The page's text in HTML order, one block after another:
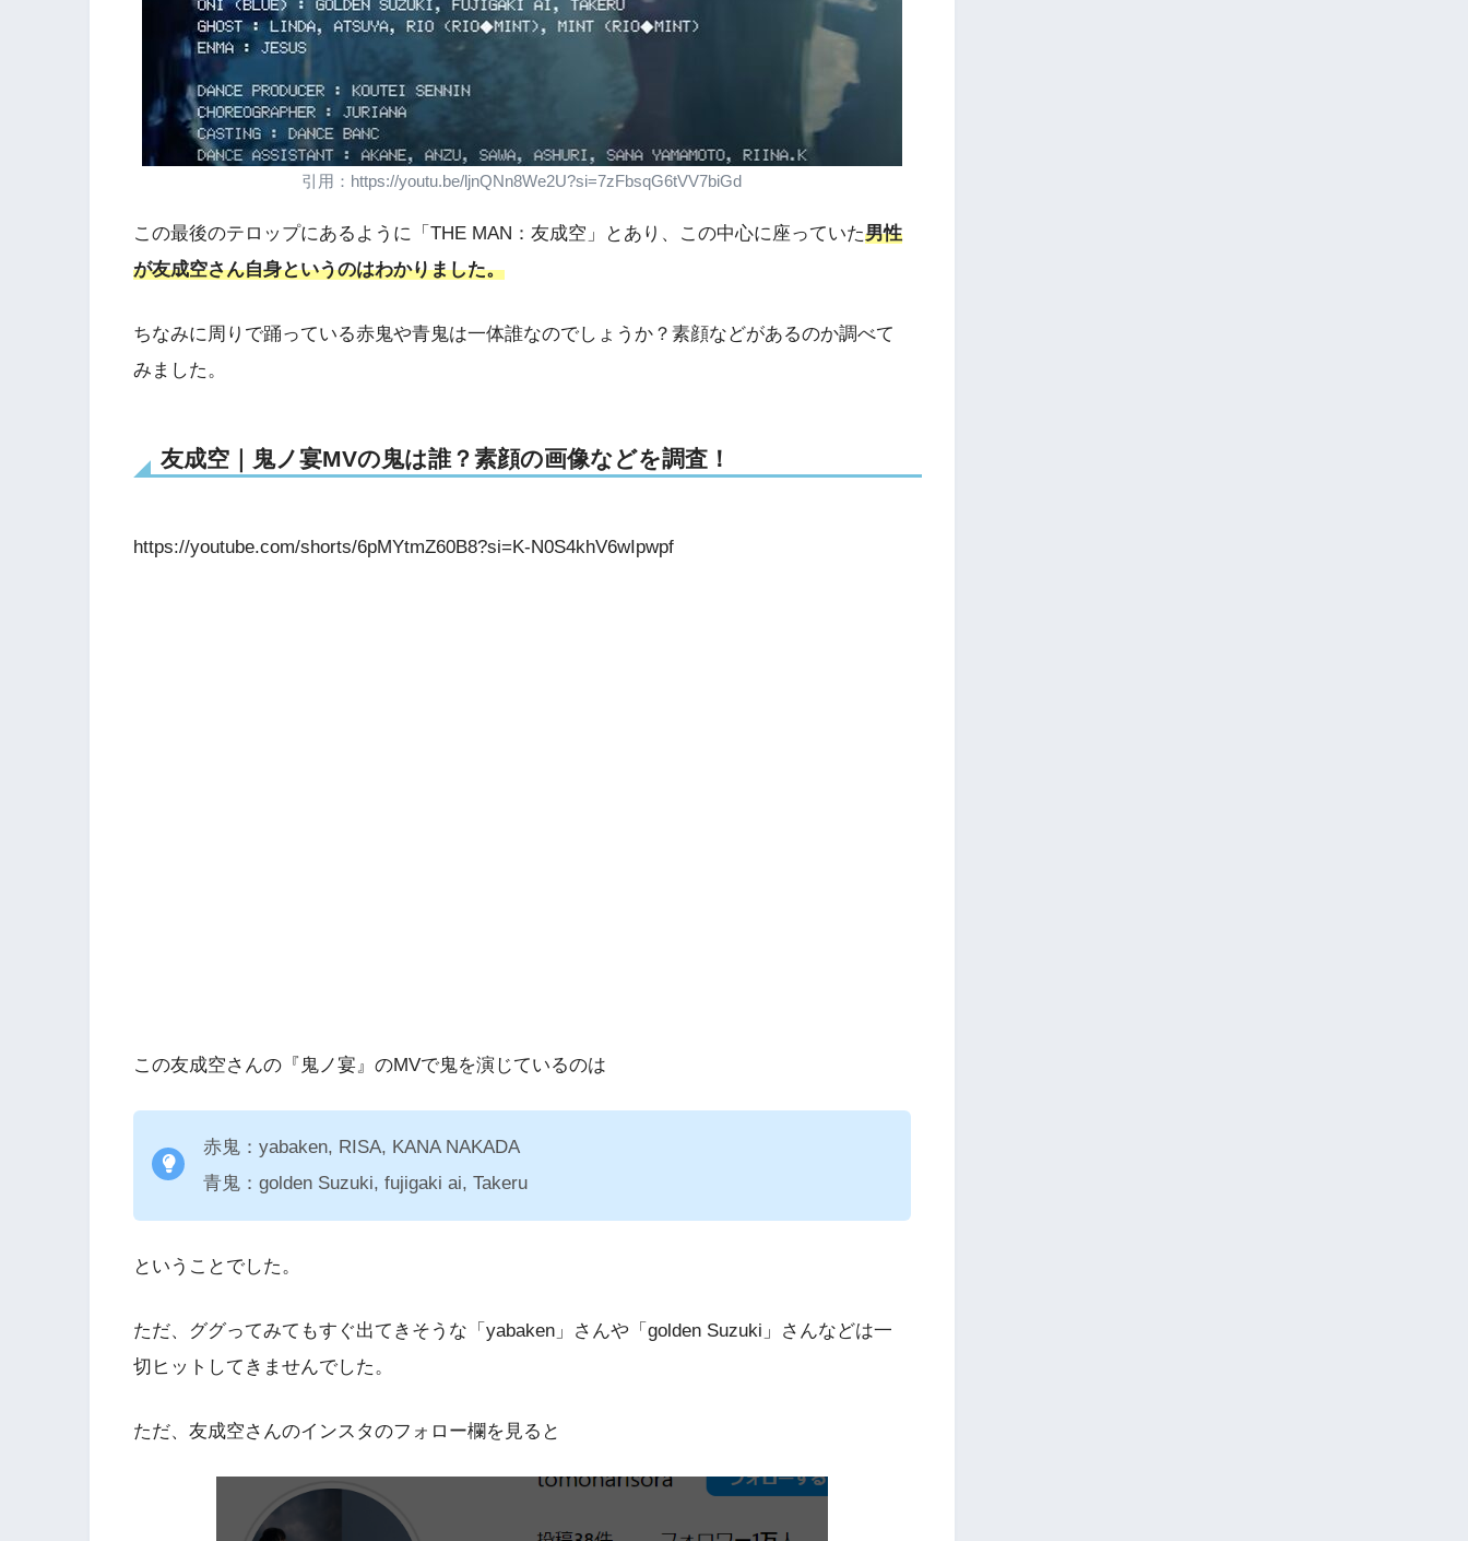
引用：https://youtu.be/ljnQNn8We2U?si=7zFbsqG6tVV7biGd
この最後のテロップにあるように「THE MAN：友成空」とあり、この中心に座っていた男性
が友成空さん自身というのはわかりました。
ちなみに周りで踊っている赤鬼や青鬼は一体誰なのでしょうか？素顔などがあるのか調べて
みました。
友成空｜鬼ノ宴MVの鬼は誰？素顔の画像などを調査！
https://youtube.com/shorts/6pMYtmZ60B8?si=K-N0S4khV6wIpwpf
この友成空さんの『鬼ノ宴』のMVで鬼を演じているのは
赤鬼：yabaken, RISA, KANA NAKADA
青鬼：golden Suzuki, fujigaki ai, Takeru
ということでした。
ただ、ググってみてもすぐ出てきそうな「yabaken」さんや「golden Suzuki」さんなどは一
切ヒットしてきませんでした。
ただ、友成空さんのインスタのフォロー欄を見ると